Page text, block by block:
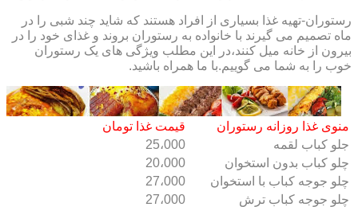
رستوران-تهیه غذا بسیاری از افراد هستند که شاید چند شبی را در
ماه تصمیم می گیرند با خانواده به رستوران بروند و غذای خود را در
بیرون از خانه میل کنند،در این مطلب ویژگی های یک رستوران
خوب را به شما می گوییم.با ما همراه باشید.
منوی غذا روزانه رستوران
قیمت غذا تومان
جلو کباب لقمه
25،000
چلو کباب بدون استخوان
20،000
چلو جوجه کباب با استخوان
27،000
چلو جوجه کباب ترش
27،000